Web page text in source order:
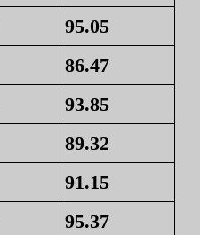
95.05
86.47
93.85
89.32
91.15
95.37